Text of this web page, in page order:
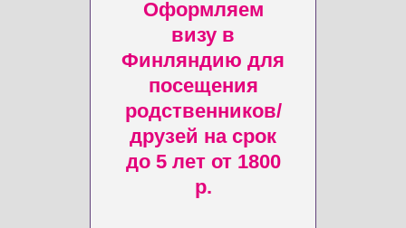
Оформляем
визу в
Финляндию для
посещения
родственников/
друзей на срок
до 5 лет от 1800
р.